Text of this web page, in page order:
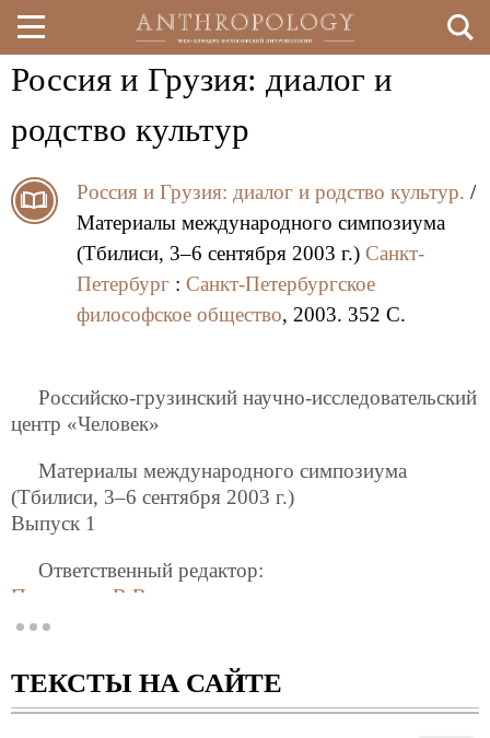
Перейти
содержанию
Россия и Грузия: диалог и
родство культур
Россия и Грузия: диалог и родство культур. /
Материалы международного симпозиума
(Тбилиси, 3–6 сентября 2003 г.) Санкт-
Петербург : Санкт-Петербургское
философское общество, 2003. 352 C.
Российско-грузинский научно-исследовательский
центр «Человек»
Материалы международного симпозиума
(Тбилиси, 3–6 сентября 2003 г.)
Выпуск 1
Ответственный редактор:
Парцвания В.В.
© Санкт-Петербургское философское общество
© Российско-грузинский научно-исследовательский
ТЕКСТЫ НА САЙТЕ